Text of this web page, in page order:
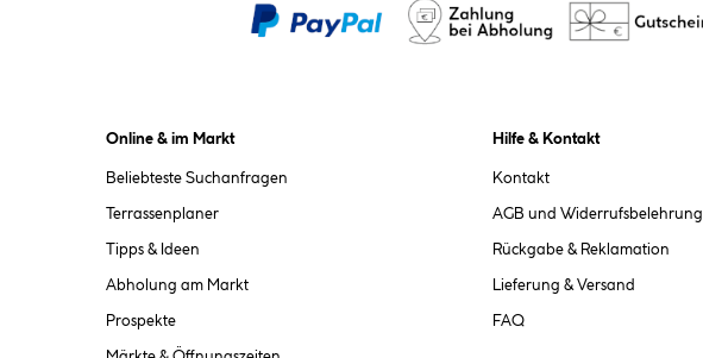
Online & im Markt
Beliebteste Suchanfragen
Terrassenplaner
Tipps & Ideen
Abholung am Markt
Prospekte
Hilfe & Kontakt
Kontakt
AGB und Widerrufsbelehrung
Rückgabe & Reklamation
Lieferung & Versand
FAQ